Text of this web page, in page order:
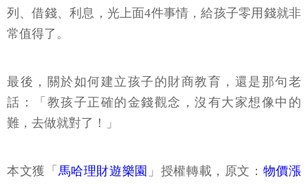
列、借錢、利息，光上面4件事情，給孩子零用錢就非
常值得了。
最後，關於如何建立孩子的財商教育，還是那句老
話：「教孩子正確的金錢觀念，沒有大家想像中的
難，去做就對了！」
本文獲「 馬哈理財遊樂園 」授權轉載，原文： 物價漲